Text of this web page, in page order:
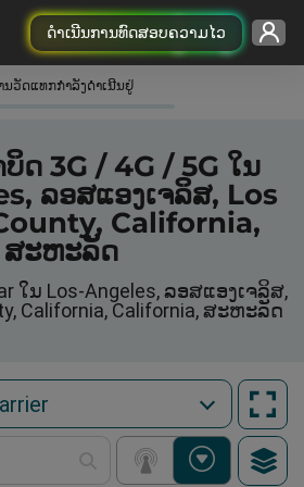
ດຳເນີນການທົດສອບຄວາມໄວ
ນວັດແທກກໍາລັງດໍາເນີນຢູ່
ດ 3G / 4G / 5G ໃນ
ລອສແອງເຈລິສ, Los
California,
ສະຫະລັດ
ໃນ Los-Angeles, ລອສແອງເຈລິສ,
California, California, ສະຫະລັດ